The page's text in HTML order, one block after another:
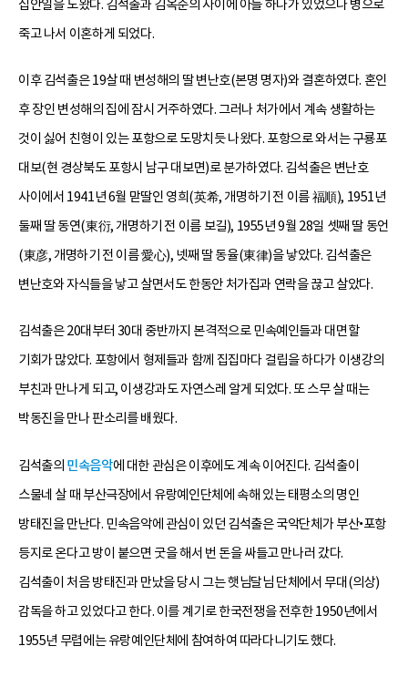
집안일을 도왔다. 김석출과 김옥순의 사이에 아들 하나가 있었으나 병으로
죽고 나서 이혼하게 되었다.
이후 김석출은 19살 때 변성해의 딸 변난호(본명 명자)와 결혼하였다. 혼인
후 장인 변성해의 집에 잠시 거주하였다. 그러나 처가에서 계속 생활하는
것이 싫어 친형이 있는 포항으로 도망치듯 나왔다. 포항으로 와서는 구룡포
대보(현 경상북도 포항시 남구 대보면)로 분가하였다. 김석출은 변난호
사이에서 1941년 6월 맏딸인 영희(英希, 개명하기 전 이름 福順), 1951년
둘째 딸 동연(東衍, 개명하기 전 이름 보길), 1955년 9월 28일 셋째 딸 동언
(東彦, 개명하기 전 이름 愛心), 넷째 딸 동율(東律)을 낳았다. 김석출은
변난호와 자식들을 낳고 살면서도 한동안 처가집과 연락을 끊고 살았다.
김석출은 20대부터 30대 중반까지 본격적으로 민속예인들과 대면할
기회가 많았다. 포항에서 형제들과 함께 집집마다 걸립을 하다가 이생강의
부친과 만나게 되고, 이생강과도 자연스레 알게 되었다. 또 스무 살 때는
박동진을 만나 판소리를 배웠다.
김석출의 민속음악에 대한 관심은 이후에도 계속 이어진다. 김석출이
스물네 살 때 부산극장에서 유랑예인단체에 속해 있는 태평소의 명인
방태진을 만난다. 민속음악에 관심이 있던 김석출은 국악단체가 부산•포항
등지로 온다고 방이 붙으면 굿을 해서 번 돈을 싸들고 만나러 갔다.
김석출이 처음 방태진과 만났을 당시 그는 햇님달님 단체에서 무대(의상)
감독을 하고 있었다고 한다. 이를 계기로 한국전쟁을 전후한 1950년에서
1955년 무렵에는 유랑예인단체에 참여하여 따라다니기도 했다.